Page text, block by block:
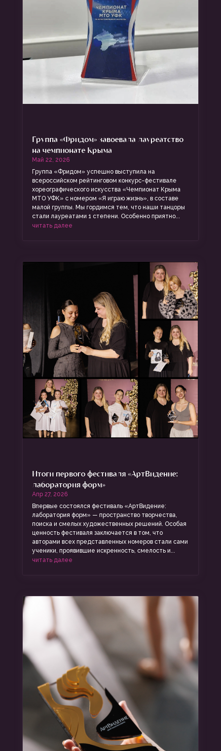
Группа «Фридом» завоевала лауреатство
на чемпионате Крыма
Май 22, 2026
Группа «Фридом» успешно выступила на
всероссийском рейтинговом конкурс-фестивале
хореографического искусства «Чемпионат Крыма
МТО УФК» с номером «Я играю жизнь», в составе
малой группы. Мы гордимся тем, что наши танцоры
стали лауреатами 1 степени. Особенно приятно...
читать далее
Итоги первого фестиваля «АртВидение:
лаборатория форм»
Апр 27, 2026
Впервые состоялся фестиваль «АртВидение:
лаборатория форм» — пространство творчества,
поиска и смелых художественных решений. Особая
ценность фестиваля заключается в том, что
авторами всех представленных номеров стали сами
ученики, проявившие искренность, смелость и...
читать далее